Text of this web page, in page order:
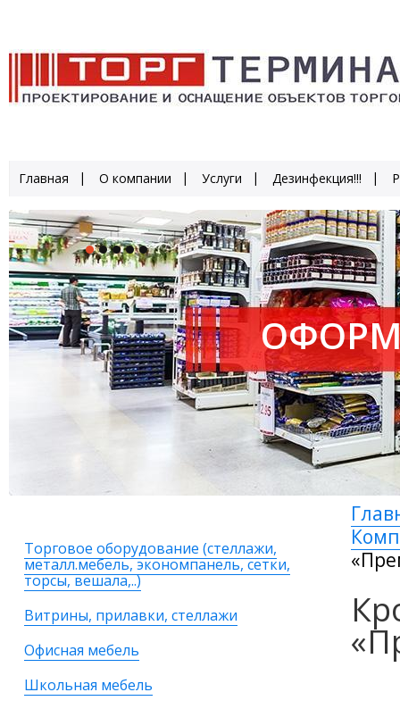
Главная О компании Услуги Дезинфекция!!!
Торговое оборудование (стеллажи,
металл.мебель, экономпанель, сетки,
торсы, вешала,..)
Витрины, прилавки, стеллажи
Офисная мебель
Школьная мебель